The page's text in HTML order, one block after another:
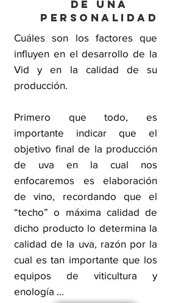
de una
personalidad
Cuáles son los factores que
influyen en el desarrollo de la
Vid y en la calidad de su
producción.
Primero que todo, es
importante indicar que el
objetivo final de la producción
de uva en la cual nos
enfocaremos es elaboración
de vino, recordando que el
“techo” o máxima calidad de
dicho producto lo determina la
calidad de la uva, razón por la
cual es tan importante que los
equipos de viticultura y
enología ...